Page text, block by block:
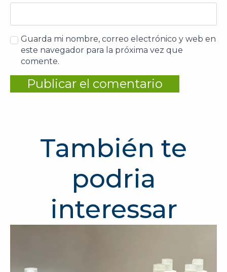
Guarda mi nombre, correo electrónico y web en
este navegador para la próxima vez que
comente.
También te
podria
interessar